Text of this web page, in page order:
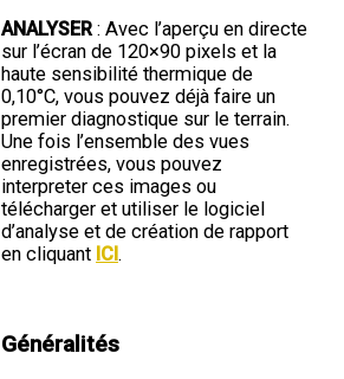
ANALYSER: Avec l’aperçu en directe
sur l’écran de 120×90 pixels et la
haute sensibilité thermique de
0,10°C, vous pouvez déjà faire un
premier diagnostique sur le terrain.
Une fois l’ensemble des vues
enregistrées, vous pouvez
interpreter ces images ou
télécharger et utiliser le logiciel
d’analyse et de création de rapport
en cliquant ICI .
Généralités